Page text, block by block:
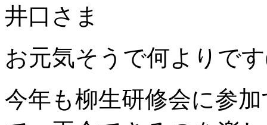
井口さま
お元気そうで何よりで
今年も柳生研修会に参